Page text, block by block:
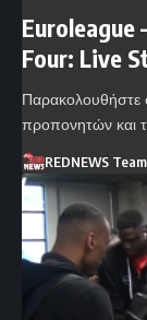
Euroleague
Four: Live
Παρακολουθήστε
προπονητών και
REDNEWS Team